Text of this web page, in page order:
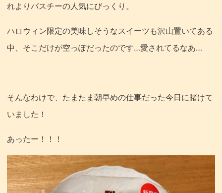
れよりバスチーの人気にびっくり。
ハロウィン限定の美味しそうなスイーツも沢山置いてある
中、そこだけが空っぽだったのです…愛されてるなあ…
そんなわけで、たまたま朝早めの仕事だった今日に賭けて
いました！
あったー！！！